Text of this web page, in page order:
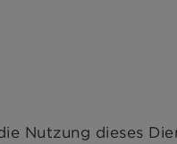
Nutzung dieses